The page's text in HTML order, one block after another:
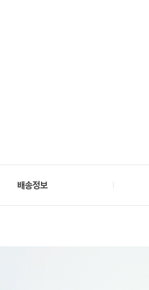
배송정보